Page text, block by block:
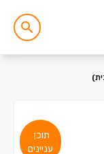
תוכן
עניינים